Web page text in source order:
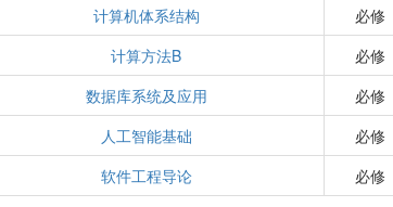
计算机体系结构 必修
计算方法B 必修
数据库系统及应用 必修
人工智能基础 必修
软件工程导论 必修